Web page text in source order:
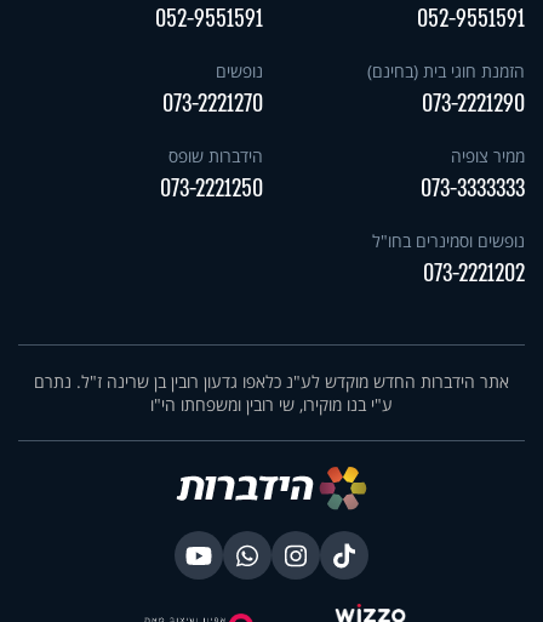
052-9551591
052-9551591
הזמנת חוגי בית (בחינם)
073-2221290
נופשים
073-2221270
ממיר צופיה
073-3333333
הידברות שופס
073-2221250
נופשים וסמינרים בחו"ל
073-2221202
אתר הידברות החדש מוקדש לע"נ כלאפו גדעון רובין בן שרינה ז"ל. נתרם
ע"י בנו מוקירו, שי רובין ומשפחתו הי"ו